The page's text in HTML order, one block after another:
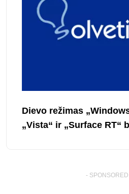
Dievo režimas
„Vista“ ir „Surface RT“
-